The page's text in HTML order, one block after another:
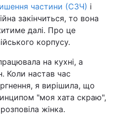
Наука
Лайт
Інциденти
Туризм
Погода
частини (СЗЧ) і
закінчиться, то вона
далі. Про це
корпусу.
на кухні, а
Коли настав час
я вирішила, що
"моя хата скраю",
жінка.